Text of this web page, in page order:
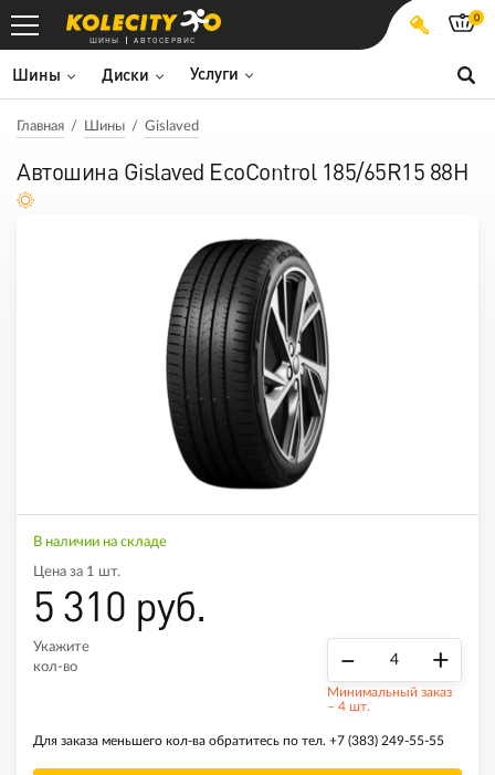
ШИНЫ АВТОСЕРВИС
Шины Диски Услуги
0
Главная Шины Gislaved
Автошина Gislaved EcoControl 185/65R15 88H
В наличии на складе
Цена за 1 шт.
5 310 руб.
Укажите
кол-во
– +
Минимальный заказ
– 4 шт.
Для заказа меньшего кол-ва обратитесь по тел. +7 (383) 249-55-55